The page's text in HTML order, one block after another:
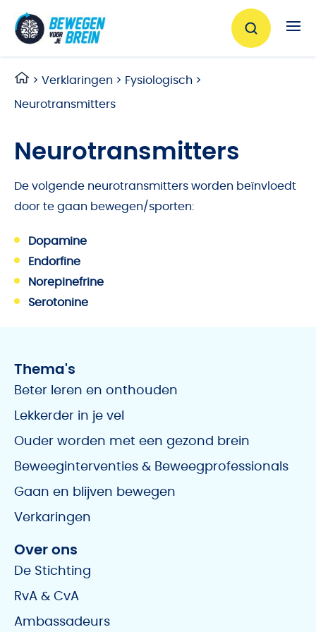
> Verklaringen > Fysiologisch >
Neurotransmitters
Neurotransmitters
De volgende neurotransmitters worden beïnvloedt
door te gaan bewegen/sporten:
Dopamine
Endorfine
Norepinefrine
Serotonine
Thema's
Beter leren en onthouden
Lekkerder in je vel
Ouder worden met een gezond brein
Beweeginterventies & Beweegprofessionals
Gaan en blijven bewegen
Verkaringen
Over ons
De Stichting
RvA & CvA
Ambassadeurs